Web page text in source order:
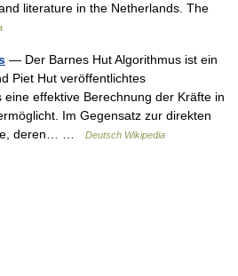
literature in the Netherlands. The
— Der Barnes Hut Algorithmus ist ein
Piet Hut veröffentlichtes
effektive Berechnung der Kräfte in
Im Gegensatz zur direkten
deren… …
Deutsch Wikipedia